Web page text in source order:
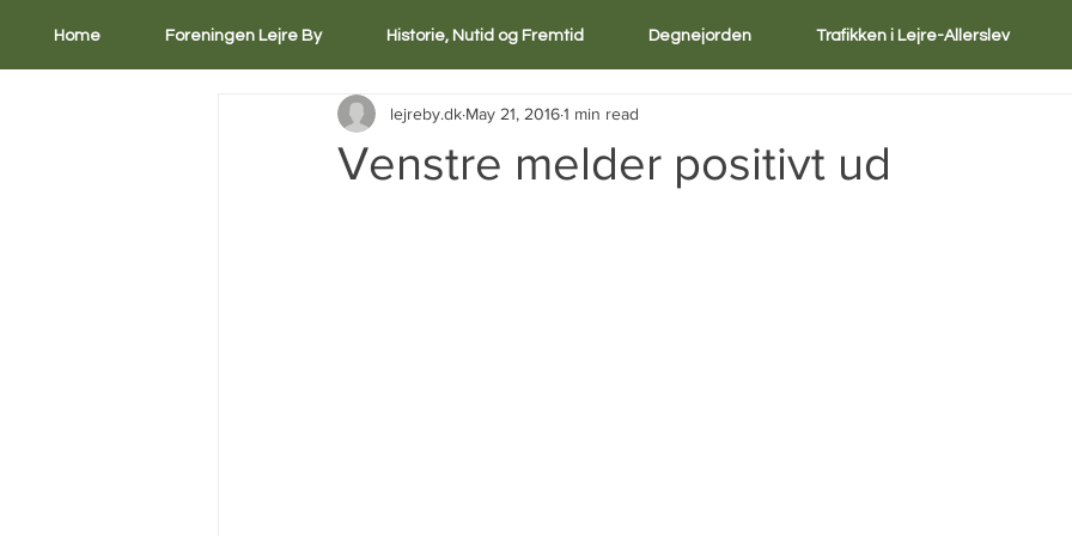
Home Foreningen Lejre By Historie, Nutid og Fremtid Degnejorden Trafikken i Lejre-Allerslev
Venstre melder positivt ud
lejreby.dk May 21, 20161 min read